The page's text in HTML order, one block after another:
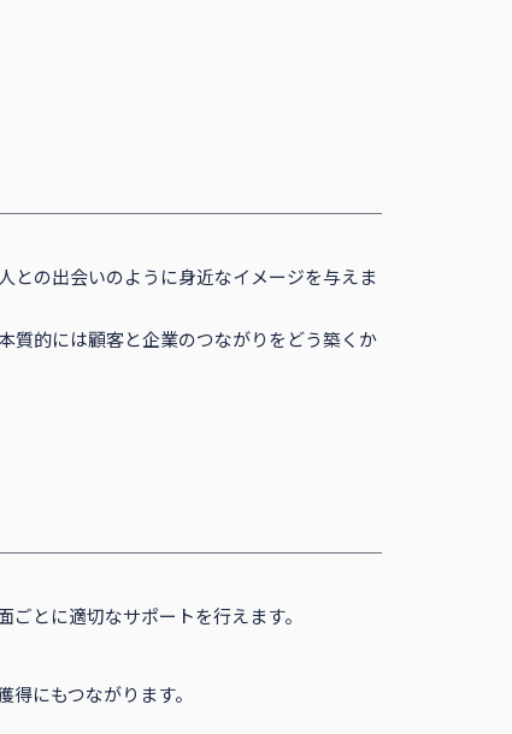
との出会いのように身近なイメージを与えま
質的には顧客と企業のつながりをどう築くか
とに適切なサポートを行えます。
にもつながります。